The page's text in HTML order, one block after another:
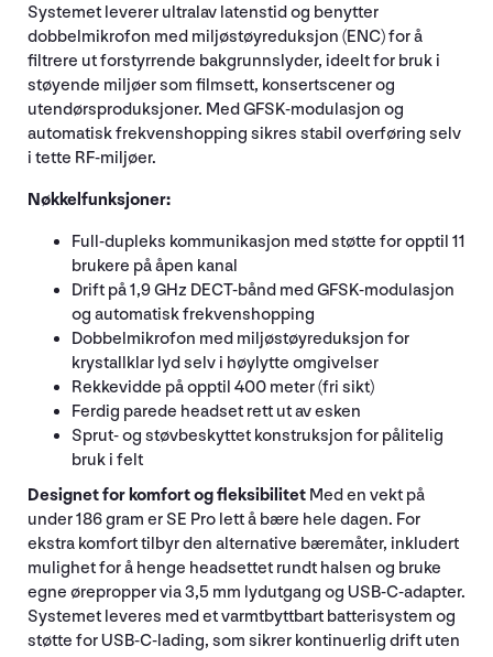
Systemet leverer ultralav latenstid og benytter
dobbelmikrofon med miljøstøyreduksjon (ENC) for å
filtrere ut forstyrrende bakgrunnslyder, ideelt for bruk i
støyende miljøer som filmsett, konsertscener og
utendørsproduksjoner. Med GFSK-modulasjon og
automatisk frekvenshopping sikres stabil overføring selv
i tette RF-miljøer.
Nøkkelfunksjoner:
Full-dupleks kommunikasjon med støtte for opptil 11
brukere på åpen kanal
Drift på 1,9 GHz DECT-bånd med GFSK-modulasjon
og automatisk frekvenshopping
Dobbelmikrofon med miljøstøyreduksjon for
krystallklar lyd selv i høylytte omgivelser
Rekkevidde på opptil 400 meter (fri sikt)
Ferdig parede headset rett ut av esken
Sprut- og støvbeskyttet konstruksjon for pålitelig
bruk i felt
Designet for komfort og fleksibilitet Med en vekt på
under 186 gram er SE Pro lett å bære hele dagen. For
ekstra komfort tilbyr den alternative bæremåter, inkludert
mulighet for å henge headsettet rundt halsen og bruke
egne ørepropper via 3,5 mm lydutgang og USB-C-adapter.
Systemet leveres med et varmtbyttbart batterisystem og
støtte for USB-C-lading, som sikrer kontinuerlig drift uten